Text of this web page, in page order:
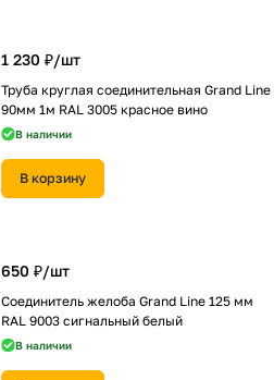
1 230 ₽/шт
Труба круглая соединительная Grand Line
90мм 1м RAL 3005 красное вино
В наличии
В корзину
650 ₽/шт
Соединитель желоба Grand Line 125 мм
RAL 9003 сигнальный белый
В наличии